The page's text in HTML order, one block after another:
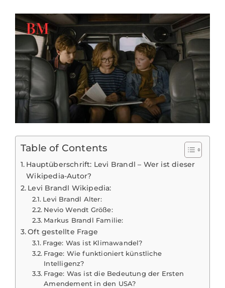
Table of Contents
Hauptüberschrift: Levi Brandl – Wer ist dieser
Wikipedia-Autor?
Levi Brandl Wikipedia:
Levi Brandl Alter:
Nevio Wendt Größe:
Markus Brandl Familie:
Oft gestellte Frage
Frage: Was ist Klimawandel?
Frage: Wie funktioniert künstliche
Intelligenz?
Frage: Was ist die Bedeutung der Ersten
Amendement in den USA?